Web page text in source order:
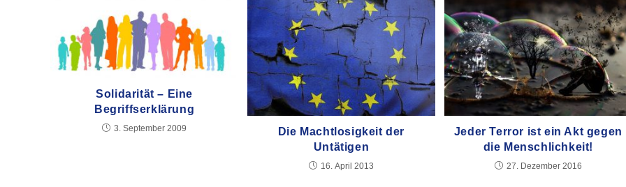
Solidarität – Eine
Begriffserklärung
3. September 2009
Die Machtlosigkeit der
Untätigen
16. April 2013
Jeder Terror ist ein Akt gegen
die Menschlichkeit!
27. Dezember 2016